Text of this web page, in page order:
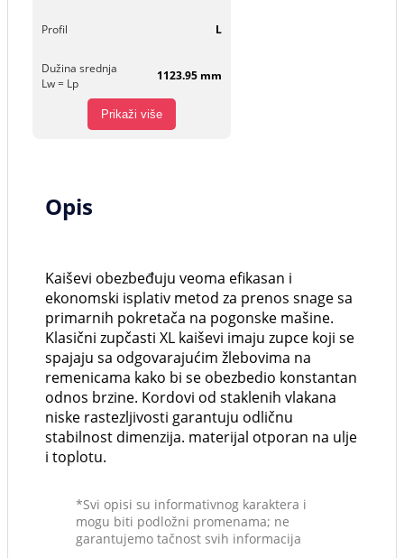
Profil L
Dužina srednja
Lw = Lp
1123.95 mm
Prikaži više
Opis
Kaiševi obezbeđuju veoma efikasan i
ekonomski isplativ metod za prenos snage sa
primarnih pokretača na pogonske mašine.
Klasični zupčasti XL kaiševi imaju zupce koji se
spajaju sa odgovarajućim žlebovima na
remenicama kako bi se obezbedio konstantan
odnos brzine. Kordovi od staklenih vlakana
niske rastezljivosti garantuju odličnu
stabilnost dimenzija. materijal otporan na ulje
i toplotu.
*Svi opisi su informativnog karaktera i
mogu biti podložni promenama; ne
garantujemo tačnost svih informacija